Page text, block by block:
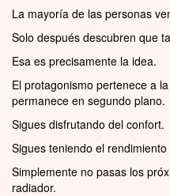
La mayoría de las personas
Solo después descubren que
Esa es precisamente la idea.
El protagonismo pertenece a
permanece en segundo plano.
Sigues disfrutando del confort.
Sigues teniendo el
Simplemente no pasas los
radiador.